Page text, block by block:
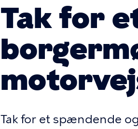
Tak for
Tak for et spændende